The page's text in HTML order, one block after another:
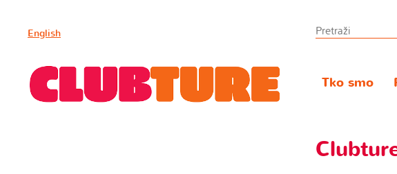
English
Tko smo